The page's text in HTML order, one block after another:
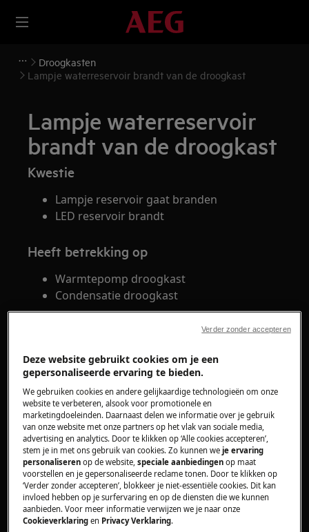
Droogkasten
Lampje waterreservoir brandt van de droogkast
Lampje waterreservoir
brandt van de droogkast
Kwestie
Lampje reservoir gaat branden
LED reservoir brandt
Heeft betrekking op
Warmtepomp droogkast
Condensatie droogkast
Leeg het waterreservoir
Als het toestel op de afvoer is aangesloten,
kan het lampje van het reservoir
uitgeschakeld worden, zoals beschreven in
dehandleiding.
Als het toestel op de afvoer is aangesloten,
verwijder eventuele lussen in de
afvoerslang en breng deze direct naar de
afvoer.
Als het apparaat op de afvoer is
aangesloten, zorg er dan voor dat de
Deze website gebruikt cookies om je een
gepersonaliseerde ervaring te bieden.
We gebruiken cookies en andere gelijkaardige technologieën om onze
website te verbeteren, alsook voor promotionele en
marketingdoeleinden. Daarnaast delen we informatie over je gebruik
van onze website met onze partners op het vlak van sociale media,
advertising en analytics. Door te klikken op ‘Alle cookies accepteren’,
stem je in met ons gebruik van cookies. Zo kunnen weje ervaring
personaliseren op de website,speciale aanbiedingen op maat
voorstellen en je gepersonaliseerde reclame tonen. Door te klikken op
‘Verder zonder accepteren’, blokkeer je niet-essentiële cookies. Dit kan
invloed hebben op je surfervaring en op de diensten die we kunnen
aanbieden. Voor meer informatie verwijzen we je naar onze
Cookieverklaring en Privacy Verklaring.
Verder zonder accepteren